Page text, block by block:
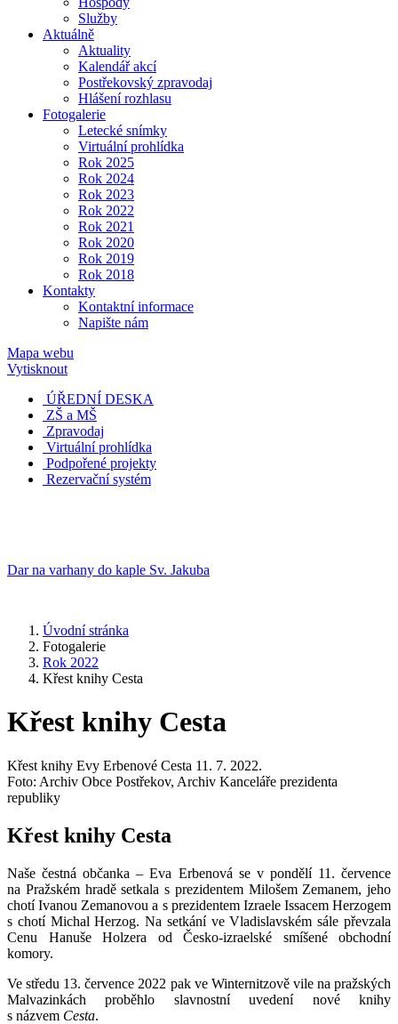
Služby
Aktuálně
Aktuality
Kalendář akcí
Postřekovský zpravodaj
Hlášení rozhlasu
Fotogalerie
Letecké snímky
Virtuální prohlídka
Rok 2025
Rok 2024
Rok 2023
Rok 2022
Rok 2021
Rok 2020
Rok 2019
Rok 2018
Kontakty
Kontaktní informace
Napište nám
Mapa webu
Vytisknout
ÚŘEDNÍ DESKA
ZŠ a MŠ
Zpravodaj
Virtuální prohlídka
Podpořené projekty
Rezervační systém
Dar na varhany do kaple Sv. Jakuba
Úvodní stránka
Fotogalerie
Rok 2022
Křest knihy Cesta
Křest knihy Cesta
Křest knihy Evy Erbenové Cesta 11. 7. 2022.
Foto: Archiv Obce Postřekov, Archiv Kanceláře prezidenta
republiky
Křest knihy Cesta
Naše čestná občanka – Eva Erbenová se v pondělí 11. července
na Pražském hradě setkala s prezidentem Milošem Zemanem, jeho
chotí Ivanou Zemanovou a s prezidentem Izraele Issacem Herzogem
s chotí Michal Herzog. Na setkání ve Vladislavském sále převzala
Cenu Hanuše Holzera od Česko-izraelské smíšené obchodní
komory.
Ve středu 13. července 2022 pak ve Winternitzově vile na pražských
Malvazinkách proběhlo slavnostní uvedení nové knihy
s názvem Cesta.